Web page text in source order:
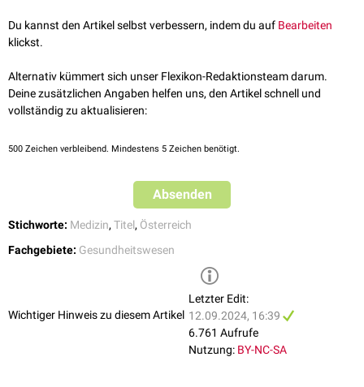
Du kannst den Artikel selbst verbessern, indem du auf Bearbeiten
klickst.
Alternativ kümmert sich unser Flexikon-Redaktionsteam darum.
Deine zusätzlichen Angaben helfen uns, den Artikel schnell und
vollständig zu aktualisieren:
500 Zeichen verbleibend. Mindestens 5 Zeichen benötigt.
Absenden
Stichworte: Medizin, Titel, Österreich
Fachgebiete: Gesundheitswesen
Wichtiger Hinweis zu diesem Artikel
Letzter Edit:
12.09.2024, 16:39
6.761 Aufrufe
Nutzung: BY-NC-SA